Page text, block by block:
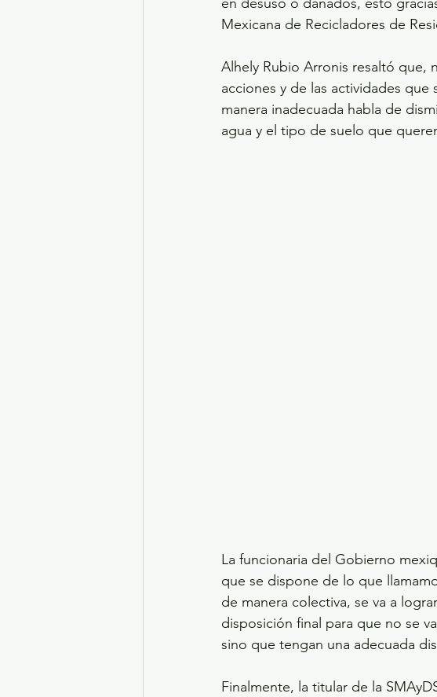
Mexicana de Recicladores de
Alhely Rubio Arronis resaltó que,
acciones y de las actividades
manera inadecuada habla de
agua y el tipo de suelo que
La funcionaria del Gobierno
que se dispone de lo que
de manera colectiva, se va a
disposición final para que no se
sino que tengan una adecuada
Finalmente, la titular de la